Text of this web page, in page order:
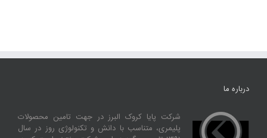
درباره ما
شرکت پایا کروک البرز در جهت تامین محصولات
پلیمری، متناسب با دانش و تکنولوژی روز در سال